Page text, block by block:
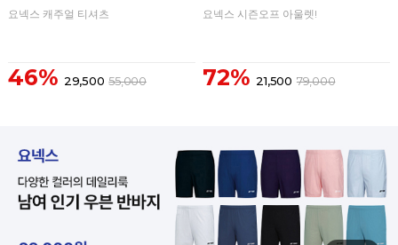
요넥스 캐주얼 티셔츠
46% 29,500 55,000
요넥스 시즌오프 아울렛!
72% 21,500 79,000